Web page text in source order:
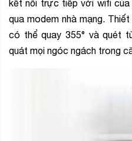
kết nối trực tiếp với wifi
qua modem nhà mạng.
có thể quay 355° và quét
quát mọi ngóc ngách trong